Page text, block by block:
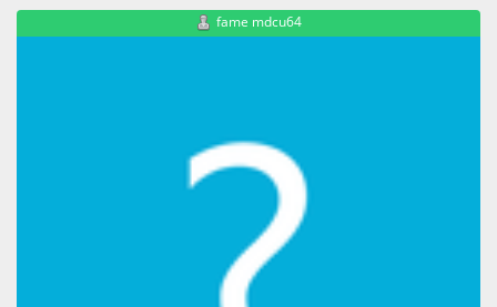
fame mdcu64